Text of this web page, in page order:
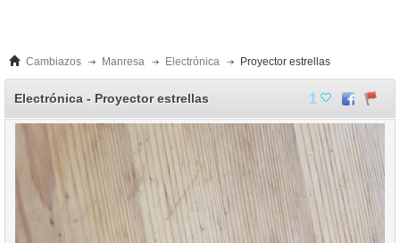
Cambiazos Manresa Electrónica Proyector estrellas
Electrónica - Proyector estrellas 1